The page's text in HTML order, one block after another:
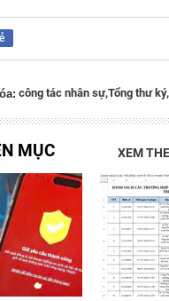
công tác nhân sự,Tổng thư ký,
MỤC XEM